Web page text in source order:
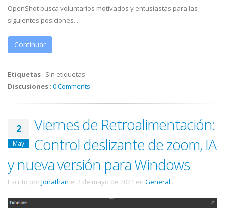
OpenShot busca voluntarios motivados y entusiastas para las
siguientes posiciones...
Continuar
Etiquetas : Sin etiquetas
Discusiones : 0 Comments
2
May
Viernes de Retroalimentación:
Control deslizante de zoom, IA
y nueva versión para Windows
Escrito porJonathan el 2 de mayo de 2021 en General .